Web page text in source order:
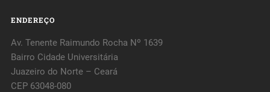
ENDEREÇO
Av. Tenente Raimundo Rocha Nº 1639
Bairro Cidade Universitária
Juazeiro do Norte – Ceará
CEP 63048-080